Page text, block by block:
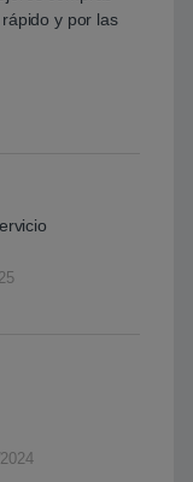
y por las